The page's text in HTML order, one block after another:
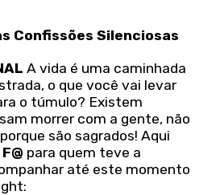
Confissões Silenciosas
A vida é uma caminhada
o que você vai levar
o túmulo? Existem
morrer com a gente, não
são sagrados! Aqui
F@ para quem teve a
até este momento